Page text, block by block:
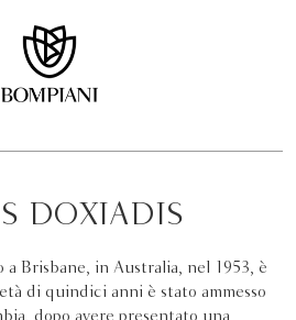
DOXIADIS
a Brisbane, in Australia, nel 1953, è
di quindici anni è stato ammesso
dopo avere presentato una